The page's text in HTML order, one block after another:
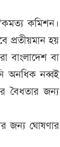
কমিশন।
প্রতীয়মান হয়
বাংলাদেশ বা
অনধিক নব্বই
বৈধতার জন্য
জন্য ঘোষণার